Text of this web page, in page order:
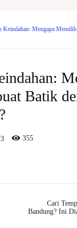
Keindahan: Mengapa
Batik
355
Cari
Bandung? Ini